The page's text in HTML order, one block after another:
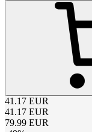
41.17 EUR
41.17 EUR
79.99 EUR